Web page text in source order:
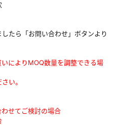
たら「お問い合わせ」ボタンより
によりMOQ数量を調整できる場
い。
せてご検討の場合